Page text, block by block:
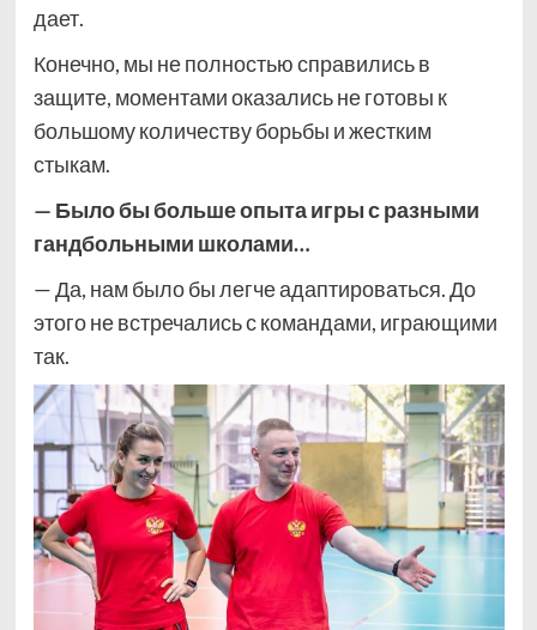
дает.
Конечно, мы не полностью справились в
защите, моментами оказались не готовы к
большому количеству борьбы и жестким
стыкам.
— Было бы больше опыта игры с разными
гандбольными школами…
— Да, нам было бы легче адаптироваться. До
этого не встречались с командами, играющими
так.